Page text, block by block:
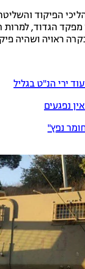
הפיקוד
מפקד הגדוד,
ראויה ושהיה
ירי הנ"ט בגליל
נפגעים
נפץ"